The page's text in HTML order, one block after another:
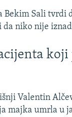
Sali tvrdi
niko nije
koji
Valentin
majka umrla u